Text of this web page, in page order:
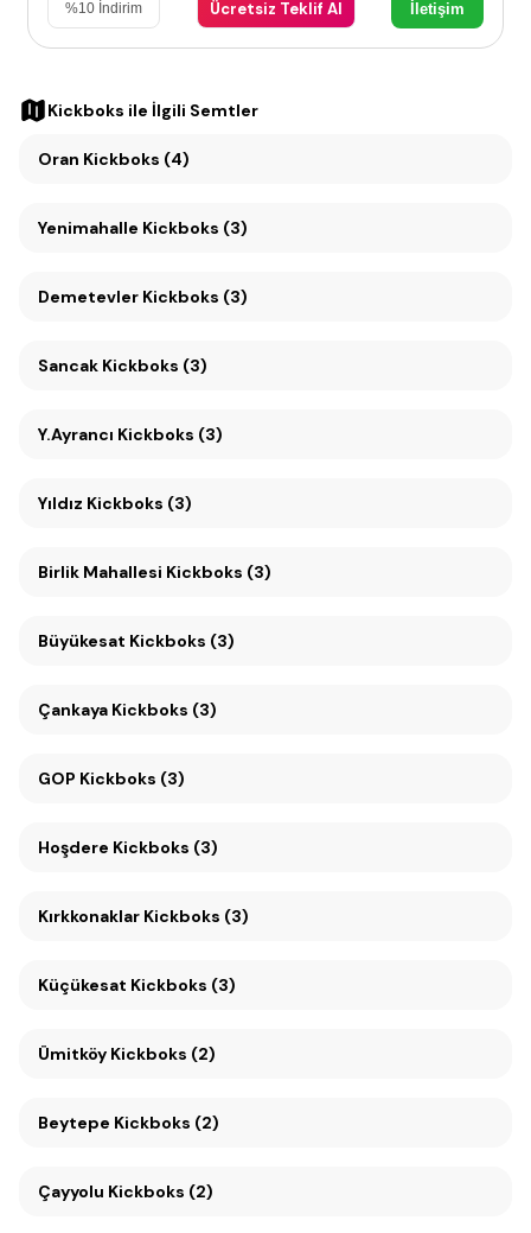
%10 İndirim Ücretsiz Teklif Al İletişim
Kickboks ile İlgili Semtler
Oran Kickboks (4)
Yenimahalle Kickboks (3)
Demetevler Kickboks (3)
Sancak Kickboks (3)
Y.Ayrancı Kickboks (3)
Yıldız Kickboks (3)
Birlik Mahallesi Kickboks (3)
Büyükesat Kickboks (3)
Çankaya Kickboks (3)
GOP Kickboks (3)
Hoşdere Kickboks (3)
Kırkkonaklar Kickboks (3)
Küçükesat Kickboks (3)
Ümitköy Kickboks (2)
Beytepe Kickboks (2)
Çayyolu Kickboks (2)